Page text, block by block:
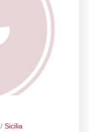
/ Sicilia